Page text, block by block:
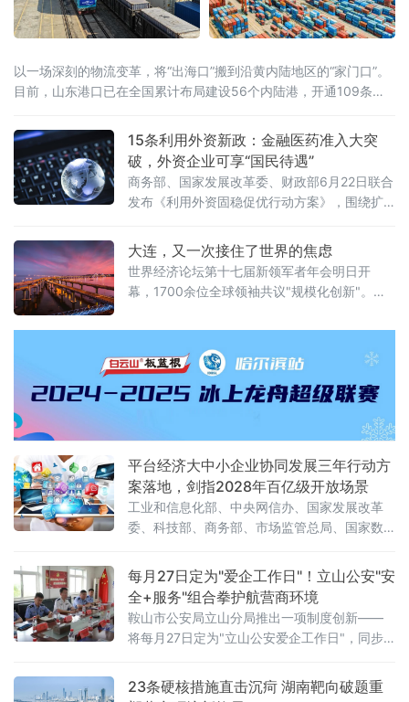
以一场深刻的物流变革，将“出海口”搬到沿黄内陆地区的“家门口”。
目前，山东港口已在全国累计布局建设56个内陆港，开通109条海
15条利用外资新政：金融医药准入大突
破，外资企业可享“国民待遇”
商务部、国家发展改革委、财政部6月22日联合
发布《利用外资固稳促优行动方案》，围绕扩
促进水平、健全外商投资服务保障体系、优化
外资管理等五方面提出15条政策举措。这是“十
五五”开局之年，中国在稳外资领域推出的又一
重磅政策组合拳。服务业、金融业、医药产业
大连，又一次接住了世界的焦虑
世界经济论坛第十七届新领军者年会明日开
幕，1700余位全球领袖共议"规模化创新"。黄
届新领军者年会（2026大连夏季达沃斯论坛）
开幕仅剩一天，大连国际会议中心内各类指示
牌已安装完毕，近千台纯电动保障车辆整齐列
阵，各项筹备工作全部就绪。6月23日至25
平台经济大中小企业协同发展三年行动方
案落地，剑指2028年百亿级开放场景
工业和信息化部、中央网信办、国家发展改革
委、科技部、商务部、市场监管总局、国家数
业协同发展行动方案（2026—2028年）》（工
信部联信管〔2026〕119号），以系统性制度
设计打通大中小企业融通堵点，为平台经济转
型升级按下"加速键"。关键数据亮眼：三批清
单、百个试点、六十个场景方案明确，到2028
每月27日定为"爱企工作日"！立山公安"安
全+服务"组合拳护航营商环境
鞍山市公安局立山分局推出一项制度创新——
将每月27日定为"立山公安爱企工作日"，同步
重点企业开展安全警示教育、专项培训及实战
化应急演练，以"无事不扰、有求必应"为原则，
23条硬核措施直击沉疴 湖南靶向破题重